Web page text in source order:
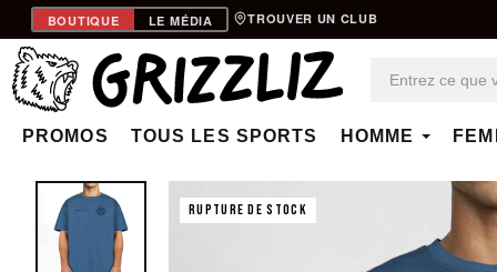
BOUTIQUE LE MÉDIA TROUVER UN CLUB
PROMOS TOUS LES SPORTS HOMME
RUPTURE DE STOCK